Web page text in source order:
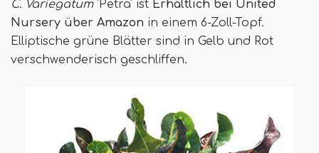
C. Variegatum'Petra' ist Erhältlich bei United
Nursery über Amazon in einem 6-Zoll-Topf.
Elliptische grüne Blätter sind in Gelb und Rot
verschwenderisch geschliffen.